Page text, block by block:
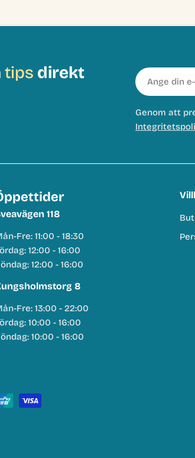
tips direkt
E-
post
Genom att
118
Fre: 11:00 - 18:30
12:00 - 16:00
12:00 - 16:00
8
Fre: 13:00 - 22:00
10:00 - 16:00
10:00 - 16:00